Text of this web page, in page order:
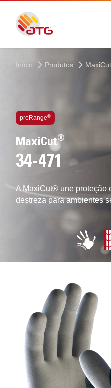
Início Produtos
proRange®
MaxiCut®
34-471
A MaxiCut® une proteção
destreza para ambientes
Tecnologias usadas